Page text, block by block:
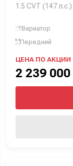
1.5 CVT (147 л.с.)
Вариатор
Передний
ЦЕНА ПО АКЦИИ
2 239 000